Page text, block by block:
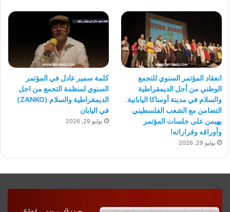
انعقاد المؤتمر السنوي للتجمع
الوطني من أجل الديمقراطية
والسلام في مدينة أوساكا اليابانية.
التضامن مع الشعب الفلسطيني
يهيمن على جلسات المؤتمر
وأوراقه وقراراته!
يوليو 29, 2026
كلمة سمير عادل في المؤتمر
السنوي لمنظمة التجمع من اجل
الديمقراطية والسلام (ZANKO)
في اليابان
يوليو 29, 2026